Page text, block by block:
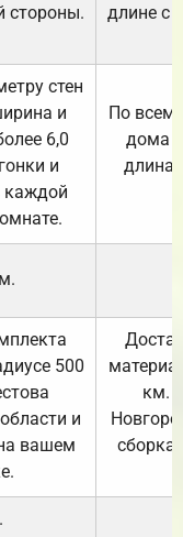
стороны.
длине с
стен
и
6,0
и
каждой
По
дома
длина
500
и
вашем
км.